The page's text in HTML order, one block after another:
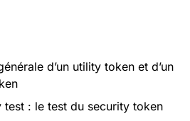
d’un utility token et d’un
test : le test du security token